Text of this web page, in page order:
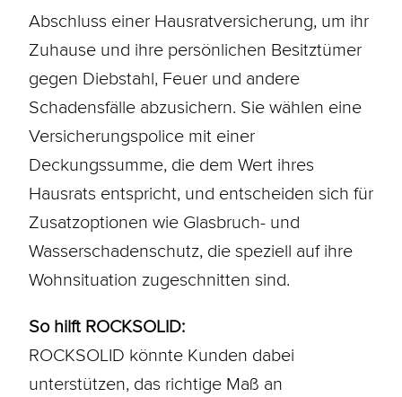
Abschluss einer Hausratversicherung, um ihr
Zuhause und ihre persönlichen Besitztümer
gegen Diebstahl, Feuer und andere
Schadensfälle abzusichern. Sie wählen eine
Versicherungspolice mit einer
Deckungssumme, die dem Wert ihres
Hausrats entspricht, und entscheiden sich für
Zusatzoptionen wie Glasbruch- und
Wasserschadenschutz, die speziell auf ihre
Wohnsituation zugeschnitten sind.
So hilft ROCKSOLID:
ROCKSOLID könnte Kunden dabei
unterstützen, das richtige Maß an